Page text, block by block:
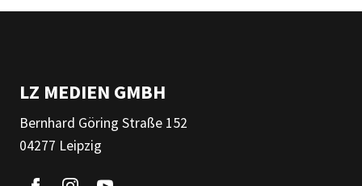
LZ MEDIEN GMBH
Bernhard Göring Straße 152
04277 Leipzig